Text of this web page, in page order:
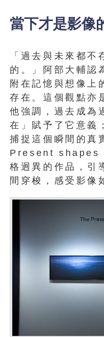
當下才是影像
「過去與未來都不
的。」阿部大輔認
附在記憶與想像上
存在。這個觀點亦
他強調，過去成為
在」賦予了它意義
捕捉這個瞬間的真
Present shapes
格迥異的作品，引
間穿梭，感受影像